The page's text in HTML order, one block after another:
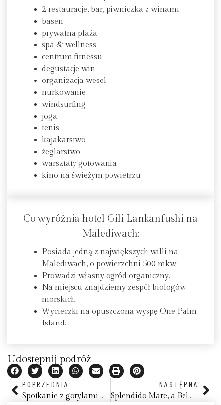
2 restauracje, bar, piwniczka z winami
basen
prywatna plaża
spa & wellness
centrum fitnessu
degustacje win
organizacja wesel
nurkowanie
windsurfing
joga
tenis
kajakarstwo
żeglarstwo
warsztaty gotowania
kino na świeżym powietrzu
Co wyróżnia hotel Gili Lankanfushi na
Malediwach:
Posiada jedną z największych willi na
Malediwach, o powierzchni 500 mkw.
Prowadzi własny ogród organiczny.
Na miejscu znajdziemy zespół biologów
morskich.
Wycieczki na opuszczoną wyspę One Palm
Island.
Udostępnij podróż
POPRZEDNIA
Spotkanie z gorylami – 15 dni afrykańskiej przygody w Ugandzie i Rwandzie
NASTĘPNA
Splendido Mare, a Belmond Hotel